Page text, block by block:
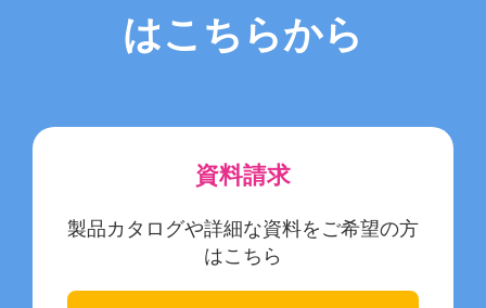
はこちらから
資料請求
製品カタログや詳細な資料をご希望の方
はこちら